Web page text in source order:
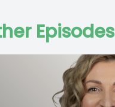
Episodes